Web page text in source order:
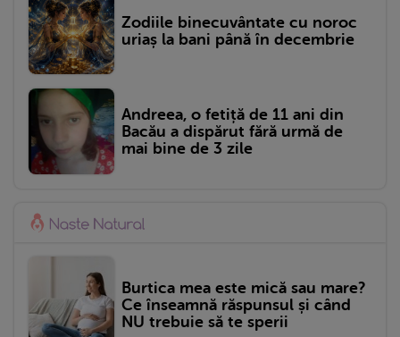
Zodiile binecuvântate cu noroc
uriaș la bani până în decembrie
Andreea, o fetiță de 11 ani din
Bacău a dispărut fără urmă de
mai bine de 3 zile
Burtica mea este mică sau mare?
Ce înseamnă răspunsul și când
NU trebuie să te sperii